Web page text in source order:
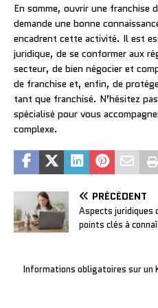
En somme, ouvrir une franchise
demande une bonne
encadrent cette activité. Il est
juridique, de se conformer aux
secteur, de bien négocier et
de franchise et, enfin, de
tant que franchisé. N’hésitez
spécialisé pour vous
complexe.
PRÉCÉDENT
Aspects juridiques
points clés à
Informations obligatoires sur un